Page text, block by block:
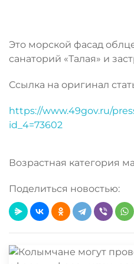
Это морской фасад
санаторий «Талая» и
Ссылка на оригинал
https://www.49gov.ru/
id_4=73602
Возрастная категория
Поделиться новостью: